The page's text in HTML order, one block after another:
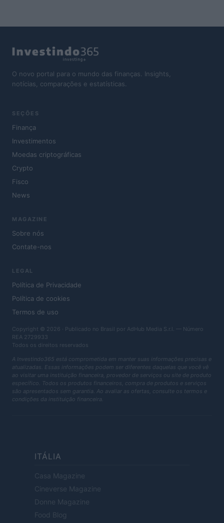
O novo portal para o mundo das finanças. Insights,
notícias, comparações e estatísticas.
SEÇÕES
Finança
Investimentos
Moedas criptográficas
Crypto
Fisco
News
MAGAZINE
Sobre nós
Contate-nos
LEGAL
Política de Privacidade
Política de cookies
Termos de uso
Copyright © 2026 · Publicado no Brasil por AdHub Media S.r.l. — Número
REA 2729933
Todos os direitos reservados
A Investindo365 está comprometida em manter suas informações precisas e
atualizadas. Essas informações podem ser diferentes daquelas que você vê
ao visitar uma instituição financeira, provedor de serviços ou site de produto
específico. Todos os produtos financeiros, compra de produtos e serviços
são apresentados sem garantia. Ao avaliar as ofertas, consulte os termos e
condições da instituição financeira.
ITÁLIA
Casa Magazine
Cineverse Magazine
Donne Magazine
Food Blog